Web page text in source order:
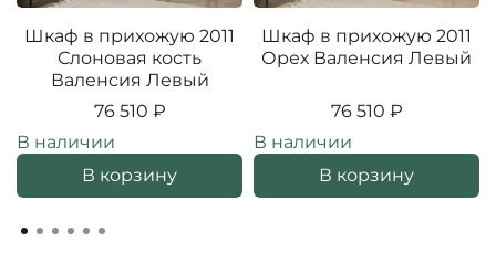
Шкаф в прихожую 2011
Слоновая кость
Валенсия Левый
76 510 ₽
В наличии
В корзину
Шкаф в прихожую 2011
Орех Валенсия Левый
76 510 ₽
В наличии
В корзину